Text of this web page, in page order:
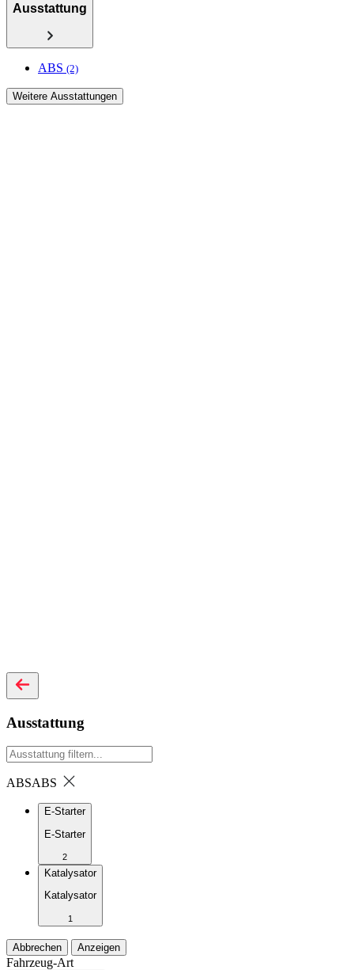
Ausstattung
ABS (2)
Weitere Ausstattungen
Ausstattung
ABSABS
E-Starter
E-Starter
2
Katalysator
Katalysator
1
Abbrechen Anzeigen
Fahrzeug-Art